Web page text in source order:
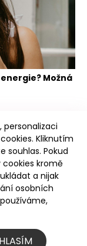
Možná
personalizaci
Kliknutím
souhlas. Pokud
kromě
a nijak
osobních